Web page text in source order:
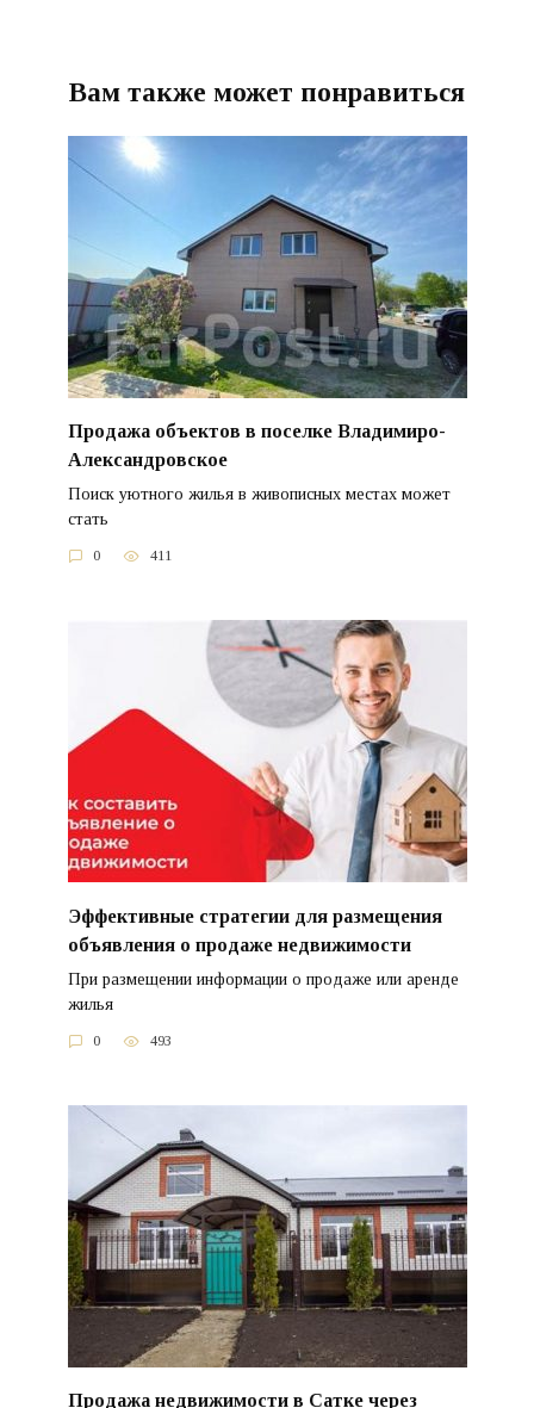
Вам также может понравиться
Продажа объектов в поселке Владимиро-
Александровское
Поиск уютного жилья в живописных местах может
стать
0 411
Эффективные стратегии для размещения
объявления о продаже недвижимости
При размещении информации о продаже или аренде
жилья
0 493
Продажа недвижимости в Сатке через